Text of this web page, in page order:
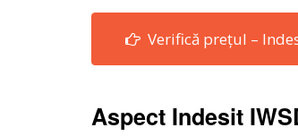
Verifică prețul –
Aspect Indesit